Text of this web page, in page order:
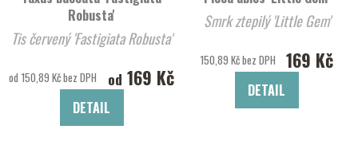
Robusta'
Tis červený 'Fastigiata Robusta'
od 150,89 Kč bez DPH od 169 Kč
DETAIL
Smrk ztepilý 'Little Gem'
150,89 Kč bez DPH 169 Kč
DETAIL